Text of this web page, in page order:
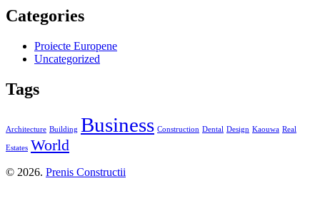
Categories
Proiecte Europene
Uncategorized
Tags
Architecture Building Business Construction Dental Design Kaouwa Real
Estates World
© 2026. Prenis Constructii